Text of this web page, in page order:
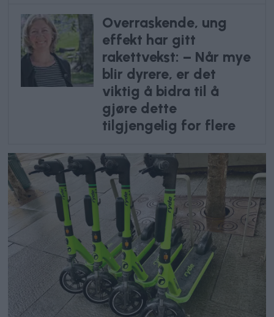
Overraskende, ung
effekt har gitt
rakettvekst: – Når mye
blir dyrere, er det
viktig å bidra til å
gjøre dette
tilgjengelig for flere